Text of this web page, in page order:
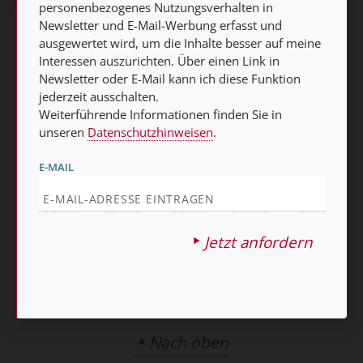
AGB und Widerrufsbelehrung Datenschutz
Barrierefreiheit Impressum
Vertrag widerrufen
Nach oben
personenbezogenes Nutzungsverhalten in
Newsletter und E-Mail-Werbung erfasst und
ausgewertet wird, um die Inhalte besser auf meine
Interessen auszurichten. Über einen Link in
Newsletter oder E-Mail kann ich diese Funktion
jederzeit ausschalten.
Weiterführende Informationen finden Sie in
unseren Datenschutzhinweisen.
E-MAIL
Jetzt anfordern